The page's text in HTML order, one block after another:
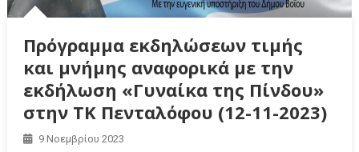
Πρόγραμμα εκδηλώσεων τιμής
και μνήμης αναφορικά με την
εκδήλωση «Γυναίκα της Πίνδου»
στην ΤΚ Πενταλόφου (12-11-2023)
9 Νοεμβρίου 2023